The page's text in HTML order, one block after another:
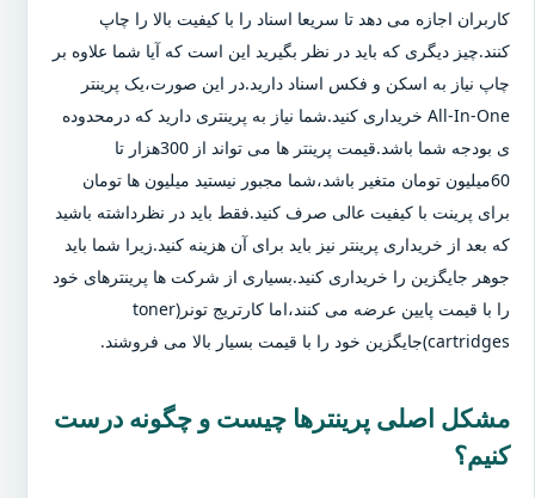
کاربران اجازه می دهد تا سریعا اسناد را با کیفیت بالا را چاپ
کنند.چیز دیگری که باید در نظر بگیرید این است که آیا شما علاوه بر
چاپ نیاز به اسکن و فکس اسناد دارید.در این صورت،یک پرینتر
All-In-One خریداری کنید.شما نیاز به پرینتری دارید که درمحدوده
ی بودجه شما باشد.قیمت پرینتر ها می تواند از 300هزار تا
60میلیون تومان متغیر باشد،شما مجبور نیستید میلیون ها تومان
برای پرینت با کیفیت عالی صرف کنید.فقط باید در نظرداشته باشید
که بعد از خریداری پرینتر نیز باید برای آن هزینه کنید.زیرا شما باید
جوهر جایگزین را خریداری کنید.بسیاری از شرکت ها پرینترهای خود
را با قیمت پایین عرضه می کنند،اما کارتریج تونر(toner
cartridges)جایگزین خود را با قیمت بسیار بالا می فروشند.
مشکل اصلی پرینترها چیست و چگونه درست
کنیم؟